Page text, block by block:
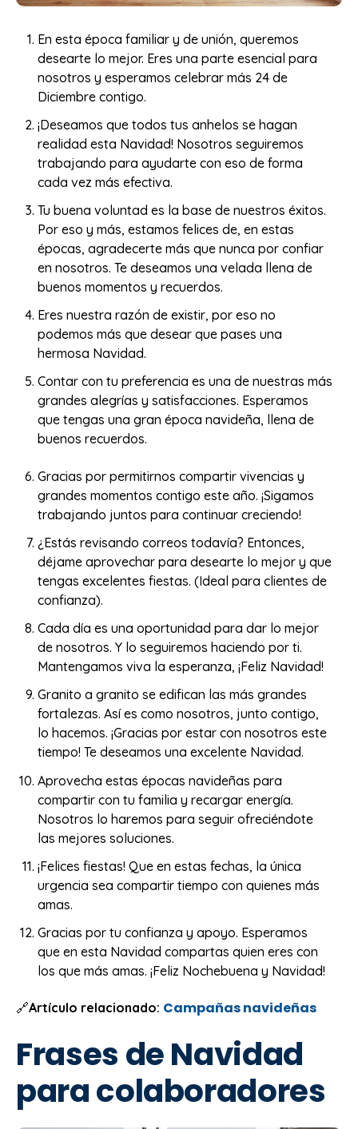
En esta época familiar y de unión, queremos
desearte lo mejor. Eres una parte esencial para
nosotros y esperamos celebrar más 24 de
Diciembre contigo.
¡Deseamos que todos tus anhelos se hagan
realidad esta Navidad! Nosotros seguiremos
trabajando para ayudarte con eso de forma
cada vez más efectiva.
Tu buena voluntad es la base de nuestros éxitos.
Por eso y más, estamos felices de, en estas
épocas, agradecerte más que nunca por confiar
en nosotros. Te deseamos una velada llena de
buenos momentos y recuerdos.
Eres nuestra razón de existir, por eso no
podemos más que desear que pases una
hermosa Navidad.
Contar con tu preferencia es una de nuestras más
grandes alegrías y satisfacciones. Esperamos
que tengas una gran época navideña, llena de
buenos recuerdos.
Gracias por permitirnos compartir vivencias y
grandes momentos contigo este año. ¡Sigamos
trabajando juntos para continuar creciendo!
¿Estás revisando correos todavía? Entonces,
déjame aprovechar para desearte lo mejor y que
tengas excelentes fiestas. (Ideal para clientes de
confianza).
Cada día es una oportunidad para dar lo mejor
de nosotros. Y lo seguiremos haciendo por ti.
Mantengamos viva la esperanza, ¡Feliz Navidad!
Granito a granito se edifican las más grandes
fortalezas. Así es como nosotros, junto contigo,
lo hacemos. ¡Gracias por estar con nosotros este
tiempo! Te deseamos una excelente Navidad.
Aprovecha estas épocas navideñas para
compartir con tu familia y recargar energía.
Nosotros lo haremos para seguir ofreciéndote
las mejores soluciones.
¡Felices fiestas! Que en estas fechas, la única
urgencia sea compartir tiempo con quienes más
amas.
Gracias por tu confianza y apoyo. Esperamos
que en esta Navidad compartas quien eres con
los que más amas. ¡Feliz Nochebuena y Navidad!
🔗Artículo relacionado: Campañas navideñas
Frases de Navidad
para colaboradores